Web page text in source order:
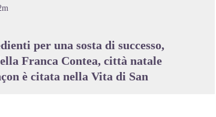
per una sosta di successo,
Franca Contea, città natale
è citata nella Vita di San